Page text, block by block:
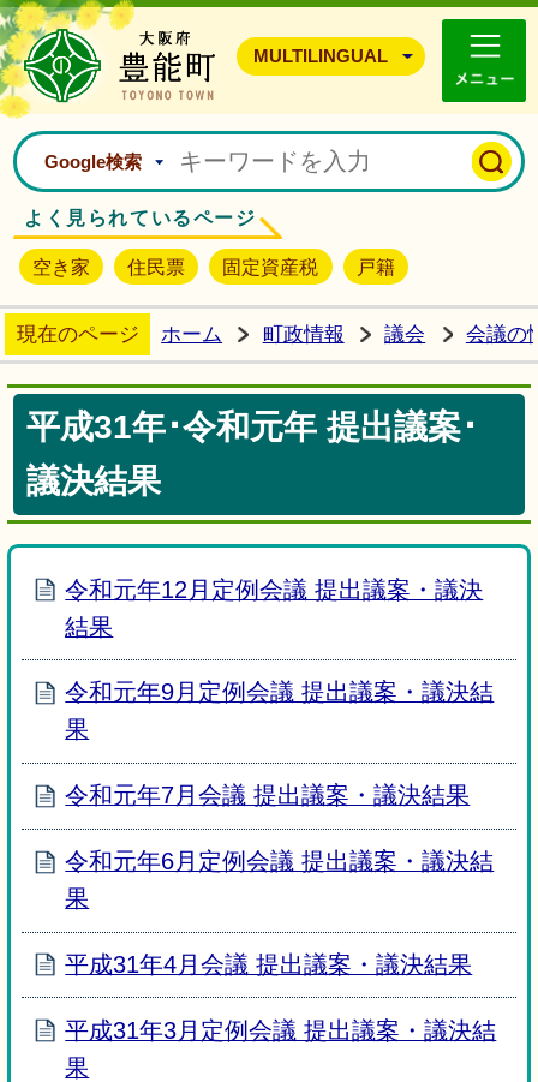
豊能町ホームページ
MULTILINGUAL
Google検索
よく見られているページ
空き家 住民票 固定資産税 戸籍
現在のページ ホーム 町政情報 議会 会議の
平成31年･令和元年 提出議案･
議決結果
令和元年12月定例会議 提出議案・議決
結果
令和元年9月定例会議 提出議案・議決結
果
令和元年7月会議 提出議案・議決結果
令和元年6月定例会議 提出議案・議決結
果
平成31年4月会議 提出議案・議決結果
平成31年3月定例会議 提出議案・議決結
果